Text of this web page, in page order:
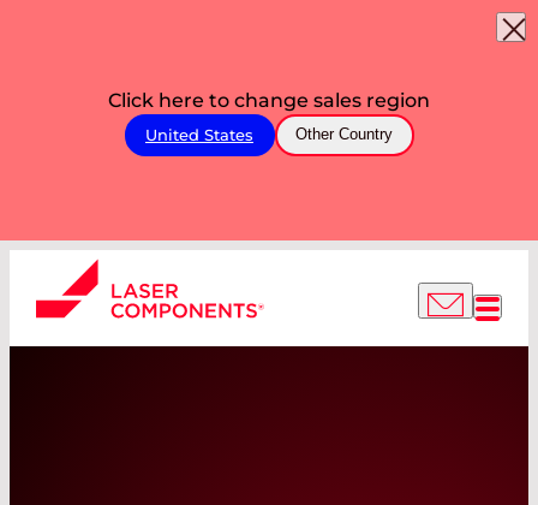
Click here to change sales region
United States Other Country